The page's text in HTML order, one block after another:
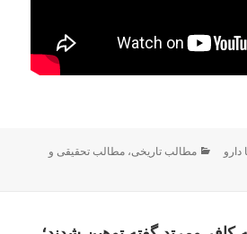
دارو دسته‌ها
مطالب تاریخی،مطالب تحقیقی و